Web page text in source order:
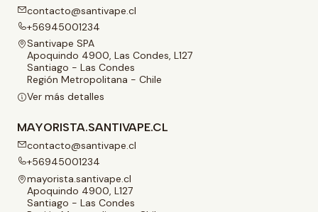
contacto@santivape.cl
+56945001234
Santivape SPA
Apoquindo 4900, Las Condes, L127
Santiago - Las Condes
Región Metropolitana - Chile
Ver más detalles
MAYORISTA.SANTIVAPE.CL
contacto@santivape.cl
+56945001234
mayorista.santivape.cl
Apoquindo 4900, L127
Santiago - Las Condes